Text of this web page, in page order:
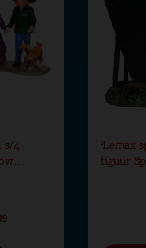
s/4
Lemax
figuur